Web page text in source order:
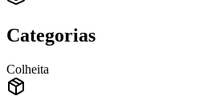
Categorias
Colheita